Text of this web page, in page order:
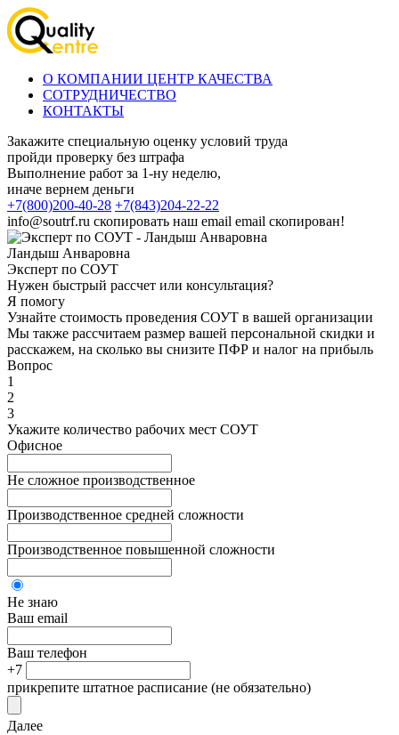
О КОМПАНИИ ЦЕНТР КАЧЕСТВА
СОТРУДНИЧЕСТВО
КОНТАКТЫ
Закажите специальную оценку условий труда
пройди проверку без штрафа
Выполнение работ за 1-ну неделю,
иначе вернем деньги
+7(800)200-40-28 +7(843)204-22-22
info@soutrf.ru скопировать наш email email скопирован!
Ландыш Анваровна
Эксперт по СОУТ
Нужен быстрый рассчет или консультация?
Я помогу
Узнайте стоимость проведения СОУТ в вашей организации
Мы также рассчитаем размер вашей персональной скидки и
расскажем, на сколько вы снизите ПФР и налог на прибыль
Вопрос
1
2
3
Укажите количество рабочих мест СОУТ
Офисное
Не сложное производственное
Производственное средней сложности
Производственное повышенной сложности
Не знаю
Ваш email
Ваш телефон
+7
прикрепите штатное расписание (не обязательно)
Далее